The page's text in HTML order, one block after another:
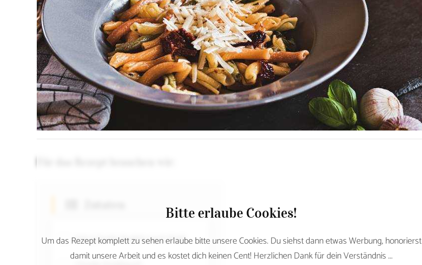
500 g bunte Nudeln nach Wahl
Bitte erlaube Cookies!
Um das Rezept komplett zu sehen erlaube bitte unsere Cookies. Du siehst dann etwas Werbung, honorierst
damit unsere Arbeit und es kostet dich keinen Cent! Herzlichen Dank für dein Verständnis ...